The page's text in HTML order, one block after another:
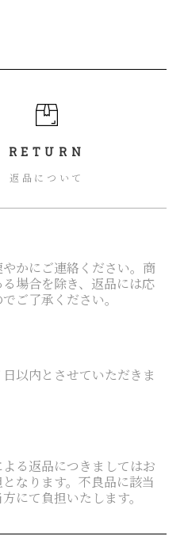
RETURN
返品について
かにご連絡ください。商
場合を除き、返品には応
ご了承ください。
以内とさせていただきま
る返品につきましてはお
なります。不良品に該当
にて負担いたします。